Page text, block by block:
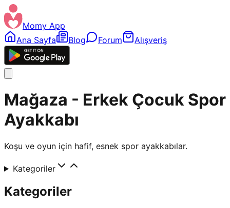
Momy App
Ana Sayfa
Blog Forum Alışveriş
Mağaza - Erkek Çocuk Spor
Ayakkabı
Koşu ve oyun için hafif, esnek spor ayakkabılar.
Kategoriler
Kategoriler